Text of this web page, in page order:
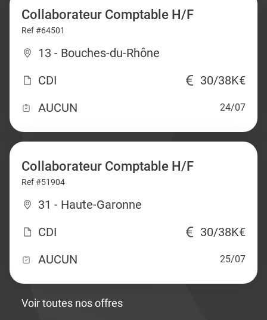
Collaborateur Comptable H/F
Ref #64501
13 - Bouches-du-Rhône
CDI
30/38K€
AUCUN
24/07
Collaborateur Comptable H/F
Ref #51904
31 - Haute-Garonne
CDI
30/38K€
AUCUN
25/07
Voir toutes nos offres